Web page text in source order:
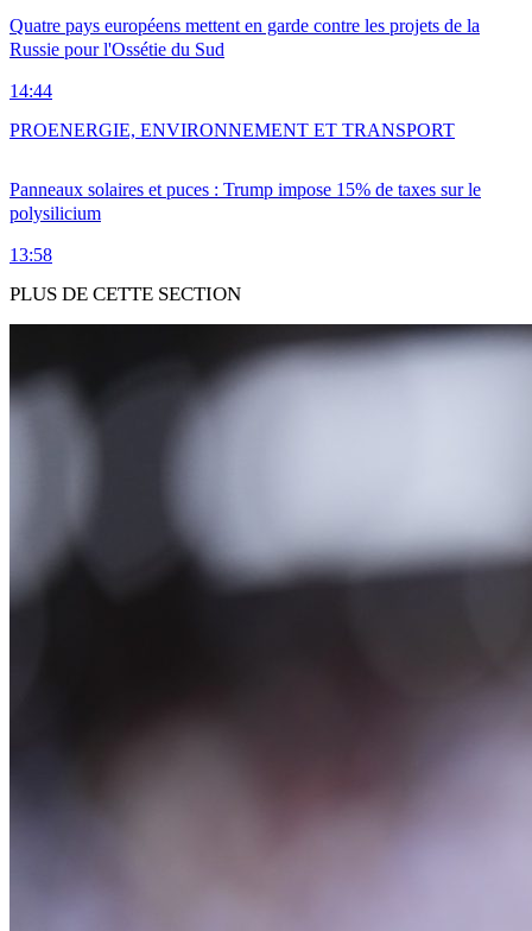
Quatre pays européens mettent en garde contre les projets de la
Russie pour l'Ossétie du Sud
14:44
Panneaux solaires et puces : Trump impose 15% de taxes sur le
polysilicium
13:58
PROENERGIE, ENVIRONNEMENT ET TRANSPORT
PLUS DE CETTE SECTION